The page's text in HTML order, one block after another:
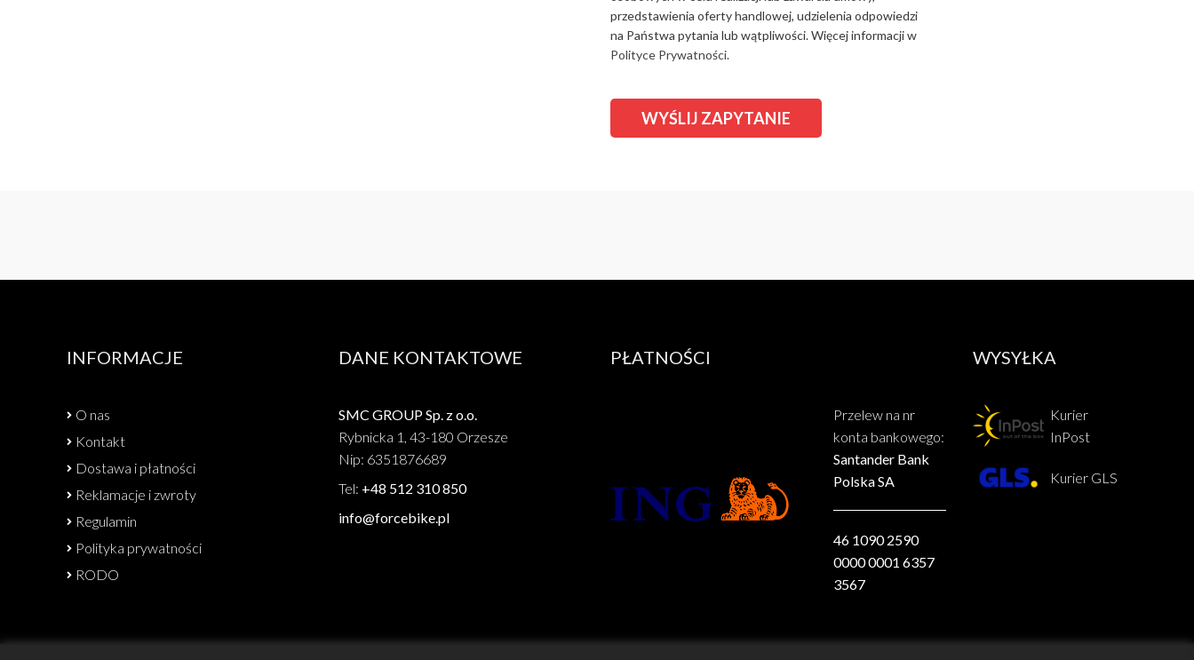
przedstawienia oferty handlowej, udzielenia odpowiedzi
na Państwa pytania lub wątpliwości. Więcej informacji w
Polityce Prywatności.
INFORMACJE
O nas
Kontakt
Dostawa i płatności
Reklamacje i zwroty
Regulamin
Polityka prywatności
RODO
DANE KONTAKTOWE
SMC GROUP Sp. z o.o.
Rybnicka 1, 43-180 Orzesze
Nip: 6351876689
Tel: +48 512 310 850
info@forcebike.pl
PŁATNOŚCI
Przelew na nr
konta bankowego:
Santander Bank
Polska SA
46 1090 2590
0000 0001 6357
3567
WYSYŁKA
Kurier
InPost
Kurier GLS